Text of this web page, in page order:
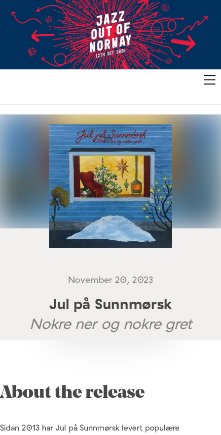
November 20, 2023
Jul på Sunnmørsk
Nokre ner og nokre gret
About the release
Sidan 2013 har Jul på Sunnmørsk levert populære